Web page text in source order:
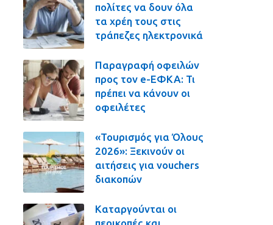
πολίτες να δουν όλα
τα χρέη τους στις
τράπεζες ηλεκτρονικά
Παραγραφή οφειλών
προς τον e-ΕΦΚΑ: Τι
πρέπει να κάνουν οι
οφειλέτες
«Τουρισμός για Όλους
2026»: Ξεκινούν οι
αιτήσεις για vouchers
διακοπών
Καταργούνται οι